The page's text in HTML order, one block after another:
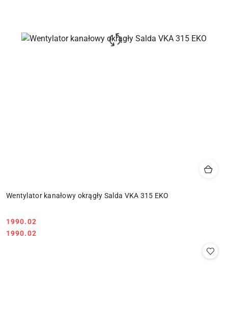
Wentylator kanałowy okrągły Salda VKA 315 EKO
Cena:
1990.02
Cena:
1990.02